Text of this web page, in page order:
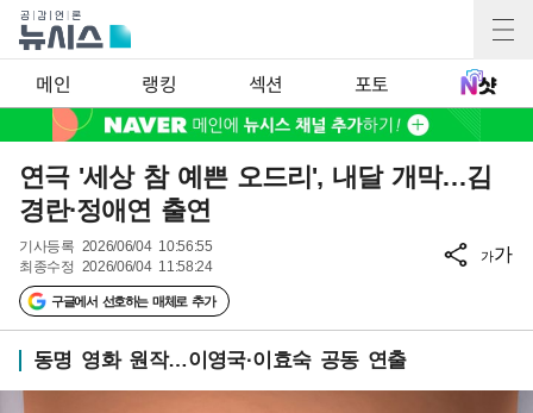
메인 랭킹 섹션 포토
연극 '세상 참 예쁜 오드리', 내달 개막…김
경란·정애연 출연
기사등록 2026/06/04 10:56:55
최종수정 2026/06/04 11:58:24
구글에서 선호하는 매체로 추가
가가
동명 영화 원작…이영국·이효숙 공동 연출